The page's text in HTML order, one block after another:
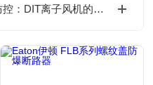
锂电池极片分切工序静电火花防控：DIT离子风机的防爆安全处理方案